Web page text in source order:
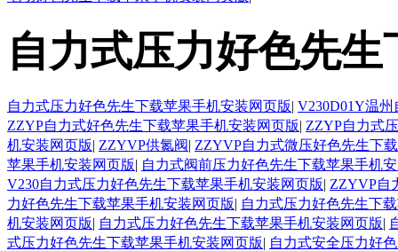
自力式压力好色先
自力式压力好色先生下载苹果手机安装网页版| V230D01Y温
ZZYP自力式好色先生下载苹果手机安装网页版| ZZYP自力式
机安装网页版| ZZYVP供氮阀| ZZYVP自力式微压好色先生下
苹果手机安装网页版| 自力式阀前压力好色先生下载苹果手机
V230自力式压力好色先生下载苹果手机安装网页版| ZZYVP自
力好色先生下载苹果手机安装网页版| 自力式压力好色先生下
机安装网页版| 自力式压力好色先生下载苹果手机安装网页版|
式压力好色先生下载苹果手机安装网页版| 自力式安全压力好